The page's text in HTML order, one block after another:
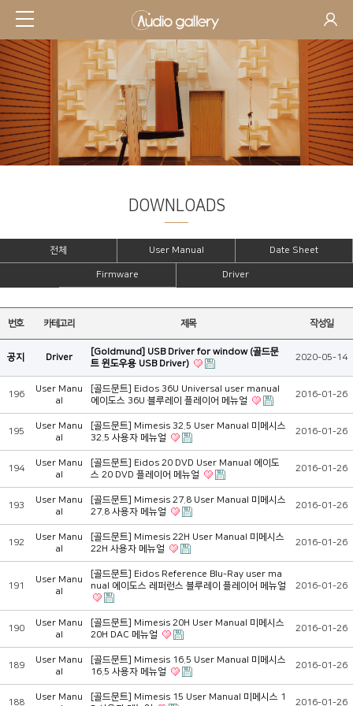
SUPPORT
DOWNLOADS
전체 User Manual Date Sheet
Firmware Driver
번호 카테고리 제목 작성일
공지 Driver
[Goldmund] USB Driver for window (골드문
트 윈도우용 USB Driver)
2020-05-14
196
User Manu
al
[골드문트] Eidos 36U Universal user manual
에이도스 36U 블루레이 플레이어 메뉴얼
2016-01-26
195
User Manu
al
[골드문트] Mimesis 32.5 User Manual 미메시스
32.5 사용자 메뉴얼
2016-01-26
194
User Manu
al
[골드문트] Eidos 20 DVD User Manual 에이도
스 20 DVD 플레이어 메뉴얼
2016-01-26
193
User Manu
al
[골드문트] Mimesis 27.8 User Manual 미메시스
27.8 사용자 메뉴얼
2016-01-26
192
User Manu
al
[골드문트] Mimesis 22H User Manual 미메시스
22H 사용자 메뉴얼
2016-01-26
191
User Manu
al
[골드문트] Eidos Reference Blu-Ray user ma
nual 에이도스 레퍼런스 블루레이 플레이어 메뉴얼
2016-01-26
190
User Manu
al
[골드문트] Mimesis 20H User Manual 미메시스
20H DAC 메뉴얼
2016-01-26
189
User Manu
al
[골드문트] Mimesis 16.5 User Manual 미메시스
16.5 사용자 메뉴얼
2016-01-26
188
User Manu
[골드문트] Mimesis 15 User Manual 미메시스 1
2016-01-26